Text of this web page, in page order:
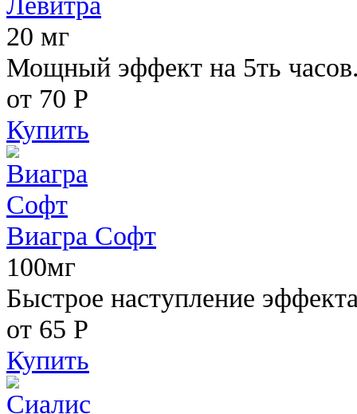
20 мг
Мощный эффект на 5ть
от 70 Р
Купить
Виагра Софт
100мг
Быстрое наступление
от 65 Р
Купить